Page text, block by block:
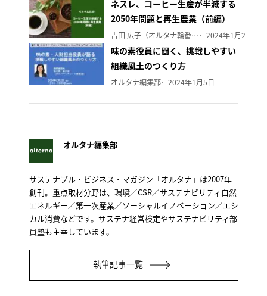
ネスレ、コーヒー生産が半減する
2050年問題と再生農業（前編）
吉田 広子（オルタナ輪番編集長） 2024年1月29日
味の素役員に聞く、挑戦しやすい
組織風土のつくり方
オルタナ編集部 2024年1月5日
オルタナ編集部
サステナブル・ビジネス・マガジン「オルタナ」は2007年
創刊。重点取材分野は、環境／CSR／サステナビリティ自然
エネルギー／第一次産業／ソーシャルイノベーション／エシ
カル消費などです。サステナ経営検定やサステナビリティ部
員塾も主宰しています。
執筆記事一覧